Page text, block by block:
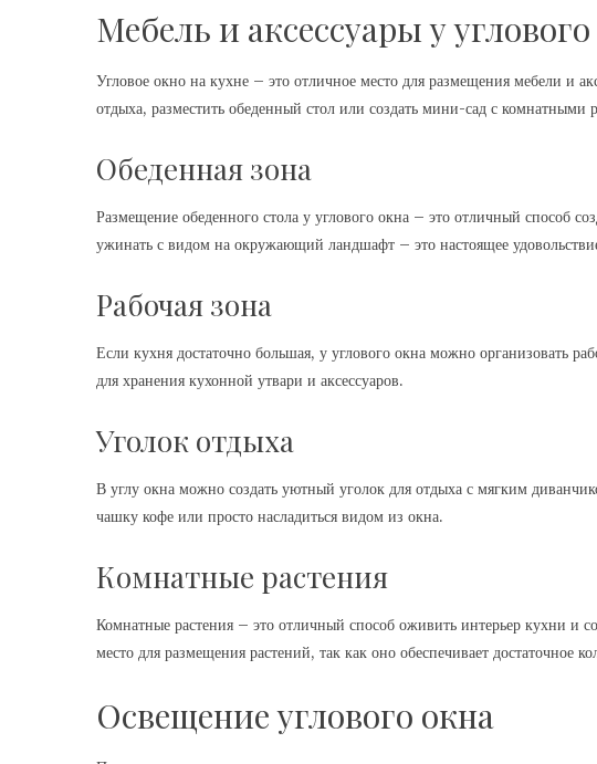
Мебель и аксессуары у
Угловое окно на кухне – это отличное место для размещения мебели и
отдыха, разместить обеденный стол или создать мини-сад с комнатными
Обеденная зона
Размещение обеденного стола у углового окна – это отличный способ
ужинать с видом на окружающий ландшафт – это настоящее
Рабочая зона
Если кухня достаточно большая, у углового окна можно организовать
для хранения кухонной утвари и аксессуаров.
Уголок отдыха
В углу окна можно создать уютный уголок для отдыха с мягким
чашку кофе или просто насладиться видом из окна.
Комнатные растения
Комнатные растения – это отличный способ оживить интерьер кухни и
место для размещения растений, так как оно обеспечивает достаточное
Освещение углового окна